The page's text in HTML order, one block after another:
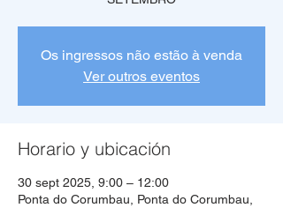
Os ingressos não estão à venda
Ver outros eventos
Horario y ubicación
30 sept 2025, 9:00 – 12:00
Ponta do Corumbau, Ponta do Corumbau,